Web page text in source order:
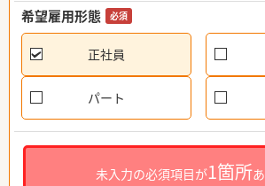
希望雇用形態 必須
正社員
パート
未入力の必須項目が1箇所